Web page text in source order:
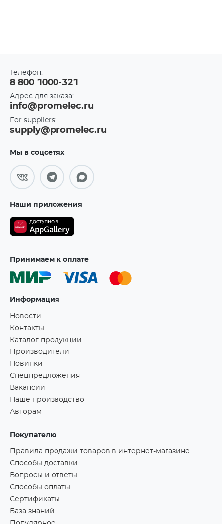
Телефон:
8 800 1000-321
Адрес для заказа:
info@promelec.ru
For suppliers:
supply@promelec.ru
Мы в соцсетях
Наши приложения
Принимаем к оплате
Информация
Новости
Контакты
Каталог продукции
Производители
Новинки
Спецпредложения
Вакансии
Наше производство
Авторам
Покупателю
Правила продажи товаров в интернет-магазине
Способы доставки
Вопросы и ответы
Способы оплаты
Сертификаты
База знаний